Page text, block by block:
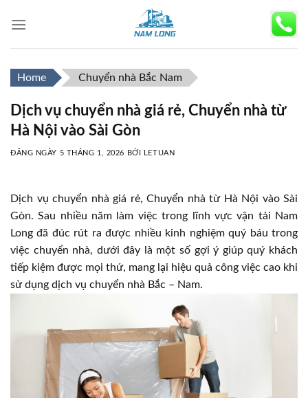
Home Chuyển nhà Bắc Nam
Dịch vụ chuyển nhà giá rẻ, Chuyển nhà từ
Hà Nội vào Sài Gòn
ĐĂNG NGÀY 5 THÁNG 1, 2026 BỞI LETUAN
Dịch vụ chuyển nhà giá rẻ, Chuyển nhà từ Hà Nội vào Sài
Gòn. Sau nhiều năm làm việc trong lĩnh vực vận tải Nam
Long đã đúc rút ra được nhiều kinh nghiệm quý báu trong
việc chuyển nhà, dưới đây là một số gợi ý giúp quý khách
tiếp kiệm được mọi thứ, mang lại hiệu quả công việc cao khi
sử dụng dịch vụ chuyển nhà Bắc – Nam.